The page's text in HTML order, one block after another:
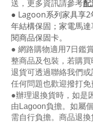
送，更多資訊請參考配
● Lagoon系列家具享2
年結構保固；家電馬達
閱商品保固卡。
● 網路購物適用7日鑑
整商品及包裝，若購買
退貨可透過聯絡我們
任何問題也歡迎撥打
●辦理退換貨時，如是
由Lagoon負擔。如屬
需自行負擔。商品退